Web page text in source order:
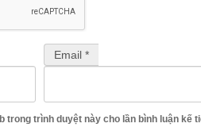
Email *
trong trình duyệt này cho lần bình luận kế